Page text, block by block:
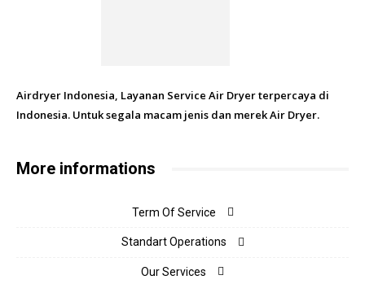
Airdryer Indonesia, Layanan Service Air Dryer terpercaya di
Indonesia. Untuk segala macam jenis dan merek Air Dryer.
More informations
Term Of Service
Standart Operations
Our Services